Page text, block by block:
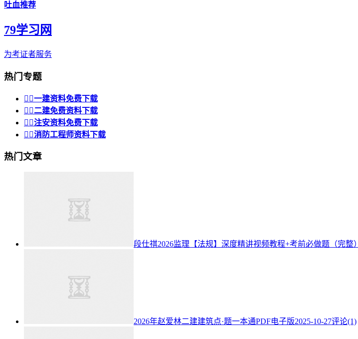
吐血推荐
79学习网
为考证者服务
热门专题
 一建资料免费下载
 二建免费资料下载
 注安资料免费下载
 消防工程师资料下载
热门文章
段仕祺2026监理【法规】深度精讲视频教程+考前必做题（完整）
2026年赵爱林二建建筑点·题一本通PDF电子版2025-10-27评论(1)